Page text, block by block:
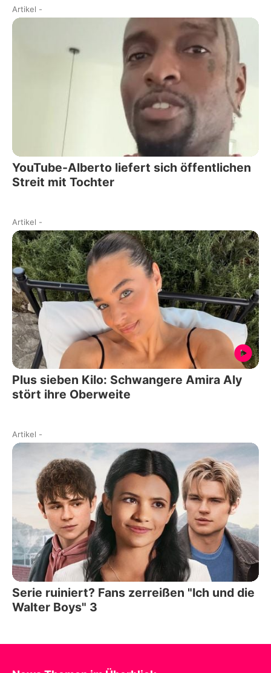
Artikel -
YouTube-Alberto liefert sich öffentlichen
Streit mit Tochter
Artikel -
Plus sieben Kilo: Schwangere Amira Aly
stört ihre Oberweite
Artikel -
Serie ruiniert? Fans zerreißen "Ich und die
Walter Boys" 3